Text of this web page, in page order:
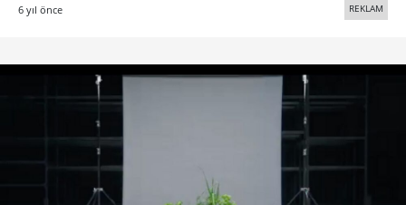
6 yıl önce REKLAM